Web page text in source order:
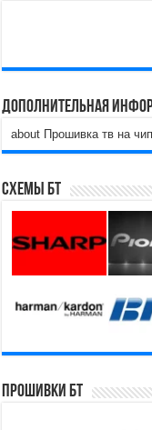
Дополнительная
about Прошивка тв на
Схемы БТ
Прошивки БТ